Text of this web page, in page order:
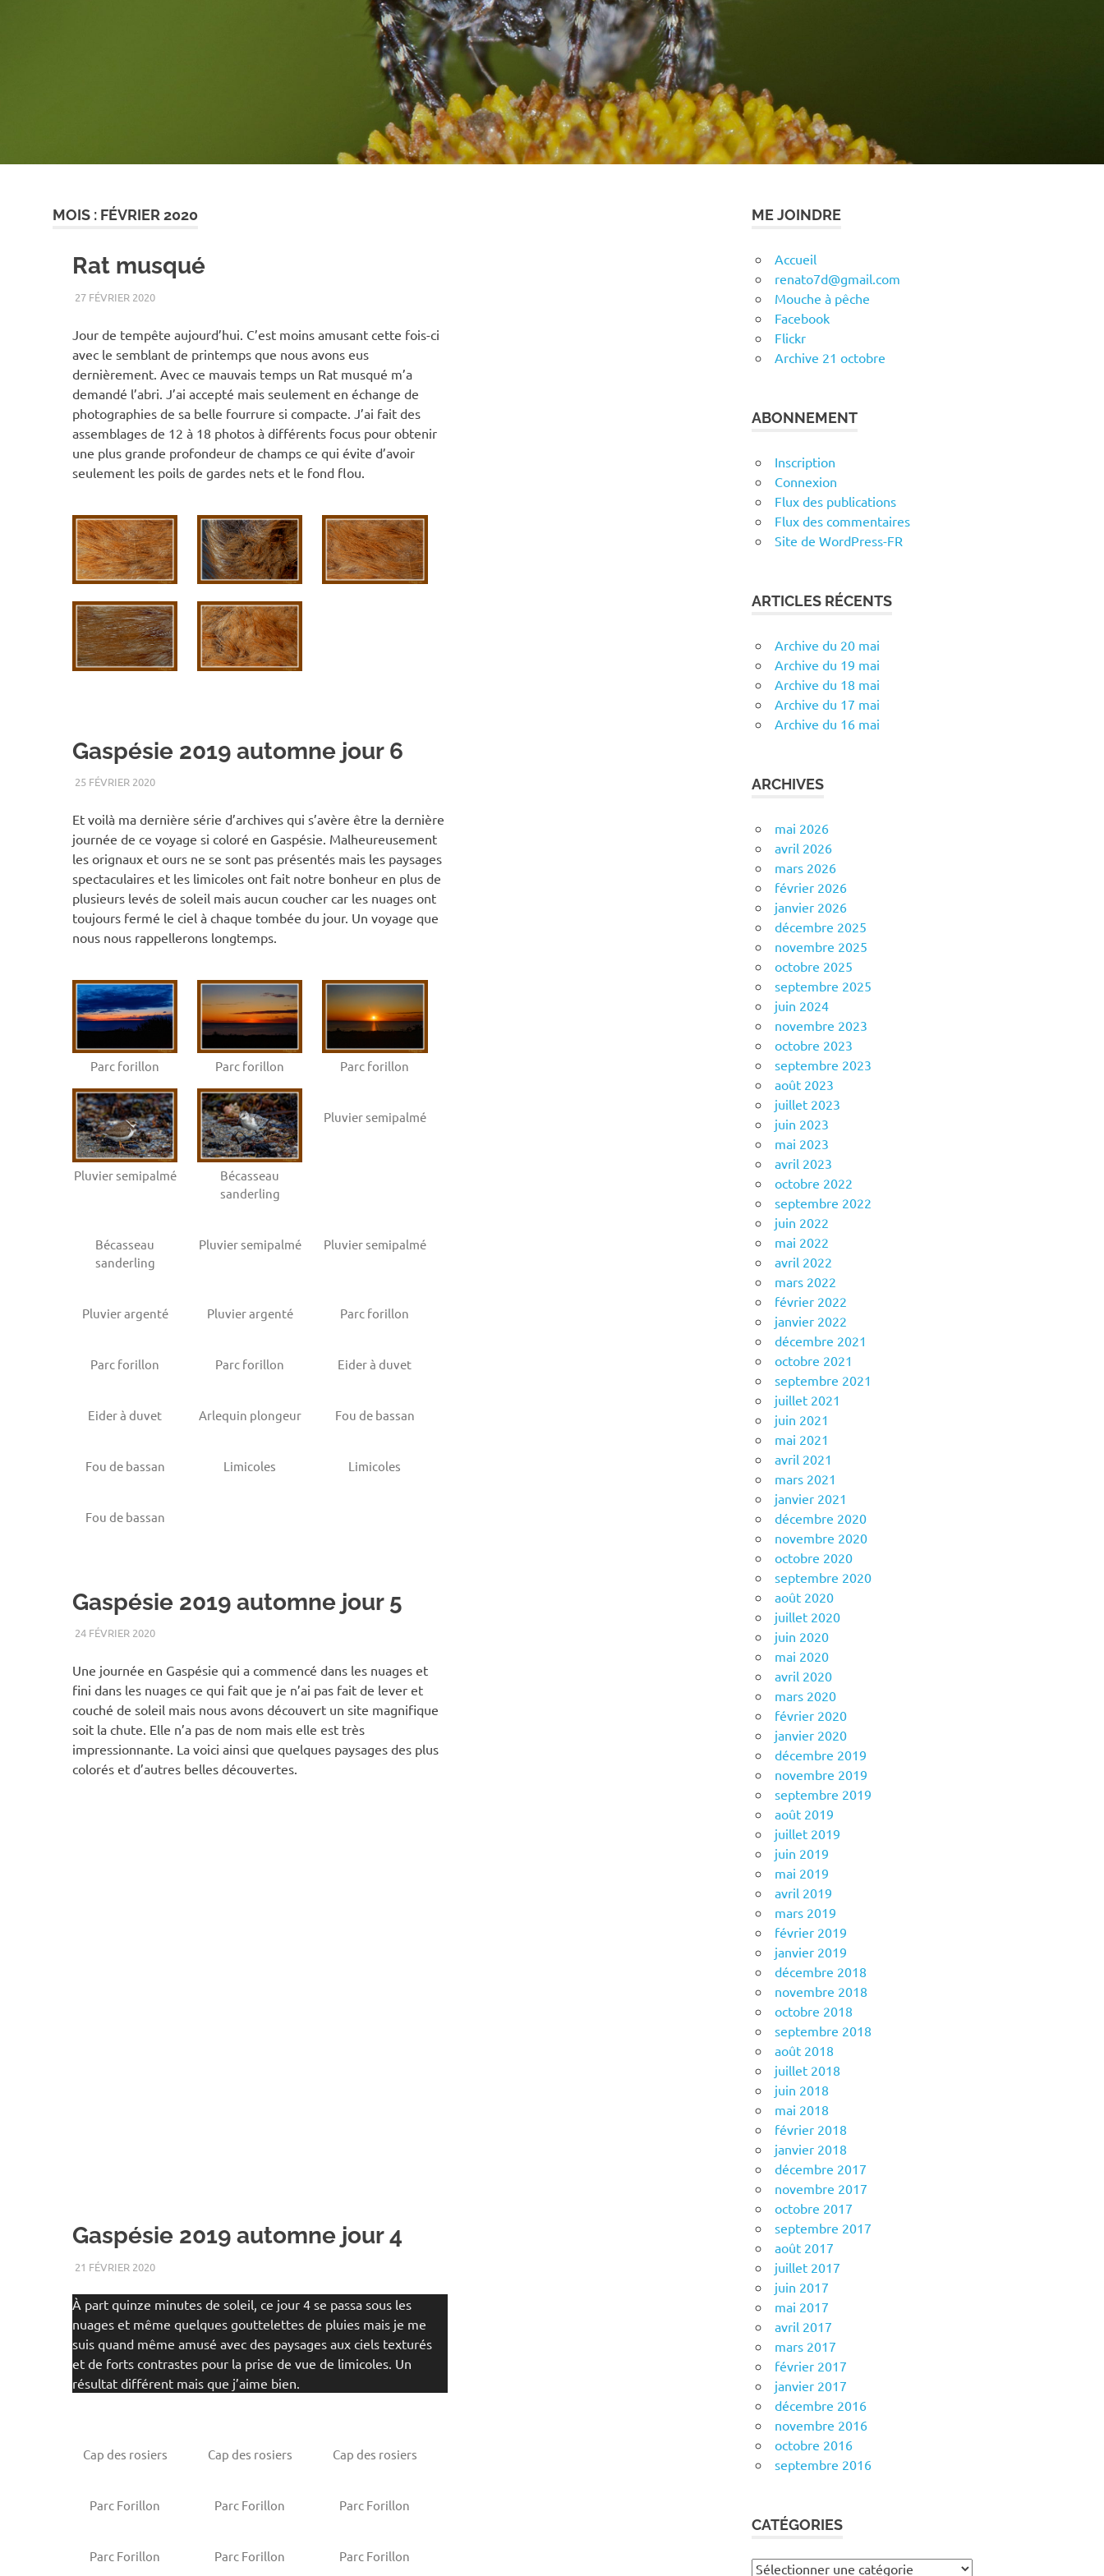
MOIS : FÉVRIER 2020
Rat musqué
27 FÉVRIER 2020RENATO
2020
Jour de tempête aujourd’hui. C’est moins amusant cette fois-ci
avec le semblant de printemps que nous avons eus
dernièrement. Avec ce mauvais temps un Rat musqué m’a
demandé l’abri. J’ai accepté mais seulement en échange de
photographies de sa belle fourrure si compacte. J’ai fait des
assemblages de 12 à 18 photos à différents focus pour obtenir
une plus grande profondeur de champs ce qui évite d’avoir
seulement les poils de gardes nets et le fond flou.
Gaspésie 2019 automne jour 6
25 FÉVRIER 2020RENATO
2019
Et voilà ma dernière série d’archives qui s’avère être la dernière
journée de ce voyage si coloré en Gaspésie. Malheureusement
les orignaux et ours ne se sont pas présentés mais les paysages
spectaculaires et les limicoles ont fait notre bonheur en plus de
plusieurs levés de soleil mais aucun coucher car les nuages ont
toujours fermé le ciel à chaque tombée du jour. Un voyage que
nous nous rappellerons longtemps.
Parc forillon Parc forillon Parc forillon
Pluvier semipalmé
Bécasseau
sanderling
Pluvier semipalmé
Bécasseau
sanderling
Pluvier semipalmé Pluvier semipalmé
Pluvier argenté Pluvier argenté Parc forillon
Parc forillon Parc forillon Eider à duvet
Eider à duvet Arlequin plongeur Fou de bassan
Fou de bassan Limicoles Limicoles
Fou de bassan
Gaspésie 2019 automne jour 5
24 FÉVRIER 2020RENATO
2019
Une journée en Gaspésie qui a commencé dans les nuages et
fini dans les nuages ce qui fait que je n’ai pas fait de lever et
couché de soleil mais nous avons découvert un site magnifique
soit la chute. Elle n’a pas de nom mais elle est très
impressionnante. La voici ainsi que quelques paysages des plus
colorés et d’autres belles découvertes.
Gaspésie 2019 automne jour 4
21 FÉVRIER 2020RENATO
2019
À part quinze minutes de soleil, ce jour 4 se passa sous les
nuages et même quelques gouttelettes de pluies mais je me
suis quand même amusé avec des paysages aux ciels texturés
et de forts contrastes pour la prise de vue de limicoles. Un
résultat différent mais que j’aime bien.
Cap des rosiers Cap des rosiers Cap des rosiers
Parc Forillon Parc Forillon Parc Forillon
Parc Forillon Parc Forillon Parc Forillon
ME JOINDRE
Accueil
renato7d@gmail.com
Mouche à pêche
Facebook
Flickr
Archive 21 octobre
ABONNEMENT
Inscription
Connexion
Flux des publications
Flux des commentaires
Site de WordPress-FR
ARTICLES RÉCENTS
Archive du 20 mai
Archive du 19 mai
Archive du 18 mai
Archive du 17 mai
Archive du 16 mai
ARCHIVES
mai 2026
avril 2026
mars 2026
février 2026
janvier 2026
décembre 2025
novembre 2025
octobre 2025
septembre 2025
juin 2024
novembre 2023
octobre 2023
septembre 2023
août 2023
juillet 2023
juin 2023
mai 2023
avril 2023
octobre 2022
septembre 2022
juin 2022
mai 2022
avril 2022
mars 2022
février 2022
janvier 2022
décembre 2021
octobre 2021
septembre 2021
juillet 2021
juin 2021
mai 2021
avril 2021
mars 2021
janvier 2021
décembre 2020
novembre 2020
octobre 2020
septembre 2020
août 2020
juillet 2020
juin 2020
mai 2020
avril 2020
mars 2020
février 2020
janvier 2020
décembre 2019
novembre 2019
septembre 2019
août 2019
juillet 2019
juin 2019
mai 2019
avril 2019
mars 2019
février 2019
janvier 2019
décembre 2018
novembre 2018
octobre 2018
septembre 2018
août 2018
juillet 2018
juin 2018
mai 2018
février 2018
janvier 2018
décembre 2017
novembre 2017
octobre 2017
septembre 2017
août 2017
juillet 2017
juin 2017
mai 2017
avril 2017
mars 2017
février 2017
janvier 2017
décembre 2016
novembre 2016
octobre 2016
septembre 2016
CATÉGORIES
Catégories